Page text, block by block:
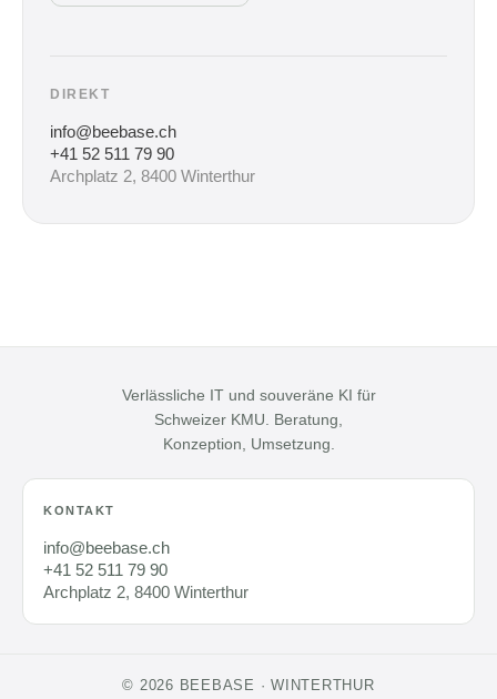
DIREKT
info@beebase.ch
+41 52 511 79 90
Archplatz 2, 8400 Winterthur
Verlässliche IT und souveräne KI für
Schweizer KMU. Beratung,
Konzeption, Umsetzung.
KONTAKT
info@beebase.ch
+41 52 511 79 90
Archplatz 2, 8400 Winterthur
© 2026 BEEBASE · WINTERTHUR